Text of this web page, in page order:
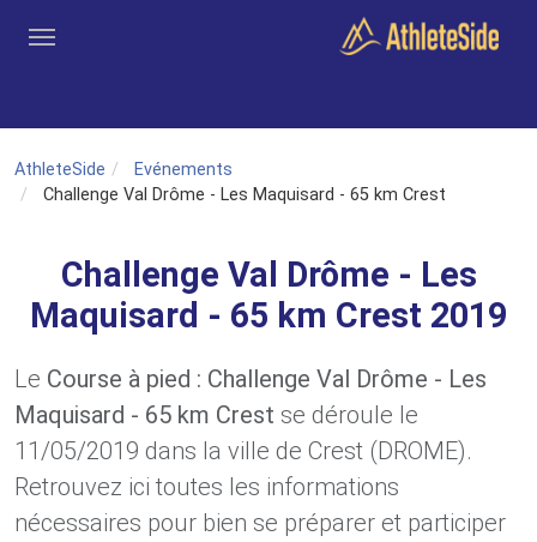
AthleteSide
Evénements
Challenge Val Drôme - Les Maquisard - 65 km Crest
Challenge Val Drôme - Les
Maquisard - 65 km Crest 2019
Le Course à pied : Challenge Val Drôme - Les
Maquisard - 65 km Crest se déroule le
11/05/2019 dans la ville de Crest (DROME).
Retrouvez ici toutes les informations
nécessaires pour bien se préparer et participer